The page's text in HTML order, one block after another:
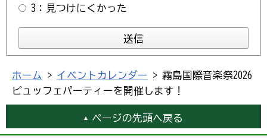
3：見つけにくかった
ホーム > イベントカレンダー > 霧島国際音楽祭2026
ビュッフェパーティーを開催します！
ページの先頭へ戻る